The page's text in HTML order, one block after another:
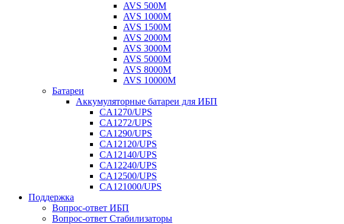
AVS 500M
AVS 1000M
AVS 1500M
AVS 2000M
AVS 3000M
AVS 5000M
AVS 8000M
AVS 10000M
Батареи
Аккумуляторные батареи для ИБП
CA1270/UPS
CA1272/UPS
CA1290/UPS
CA12120/UPS
CA12140/UPS
CA12240/UPS
CA12500/UPS
CA121000/UPS
Поддержка
Вопрос-ответ ИБП
Вопрос-ответ Стабилизаторы